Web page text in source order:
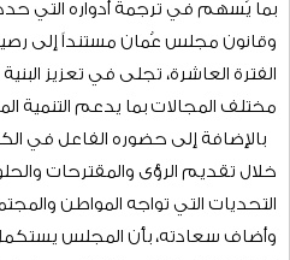
السلطان هيثم بن طارق المعظم –
التي نصت على أن " تكون دعوة
العادية وغير العادية وفضها بأمر
صرح بذلك سعادة الشيخ أحمد بن
الشورى، الذي أكد بأن مجلس